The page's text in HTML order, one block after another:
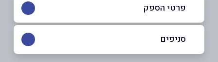
פרטי הספק
סניפים